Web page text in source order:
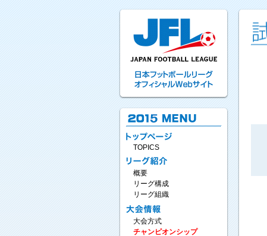
TOPICS
概要
リーグ構成
リーグ組織
大会方式
チャンピオンシップ